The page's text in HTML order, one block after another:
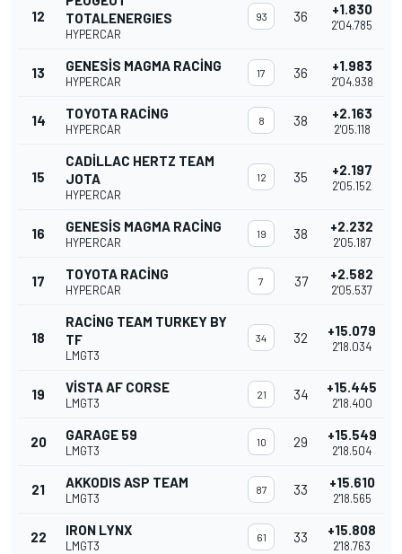
12
TOTALENERGIES
HYPERCAR
93 36 +1.830
2'04.785
13 GENESIS MAGMA RACING
HYPERCAR
17 36 +1.983
2'04.938
14 TOYOTA RACING
HYPERCAR
8 38 +2.163
2'05.118
15
CADILLAC HERTZ TEAM
JOTA
HYPERCAR
12 35 +2.197
2'05.152
16 GENESIS MAGMA RACING
HYPERCAR
19 38 +2.232
2'05.187
17 TOYOTA RACING
HYPERCAR
7 37 +2.582
2'05.537
18
RACING TEAM TURKEY BY
TF
LMGT3
34 32 +15.079
2'18.034
19 VISTA AF CORSE
LMGT3
21 34 +15.445
2'18.400
20 GARAGE 59
LMGT3
10 29 +15.549
2'18.504
21 AKKODIS ASP TEAM
LMGT3
87 33 +15.610
2'18.565
22 IRON LYNX
LMGT3
61 33 +15.808
2'18.763